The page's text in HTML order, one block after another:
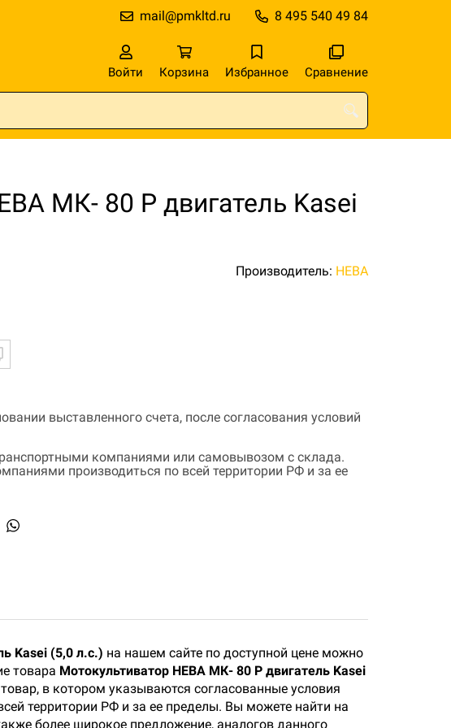
8 495 540 49 84
mail@pmkltd.ru
Войти Корзина Избранное Сравнение
МК- 80 Р двигатель Kasei
Производитель: НЕВА
выставленного счета, после согласования условий
компаниями или самовывозом с склада.
производиться по всей территории РФ и за ее
Kasei (5,0 л.с.) на нашем сайте по доступной цене можно
товара Мотокультиватор НЕВА МК- 80 Р двигатель Kasei
в котором указываются согласованные условия
территории РФ и за ее пределы. Вы можете найти на
более широкое предложение, аналогов данного